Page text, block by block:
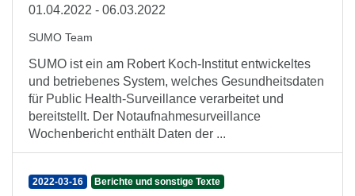
01.04.2022 - 06.03.2022
SUMO Team
SUMO ist ein am Robert Koch-Institut entwickeltes
und betriebenes System, welches Gesundheitsdaten
für Public Health-Surveillance verarbeitet und
bereitstellt. Der Notaufnahmesurveillance
Wochenbericht enthält Daten der ...
2022-03-16 Berichte und sonstige Texte